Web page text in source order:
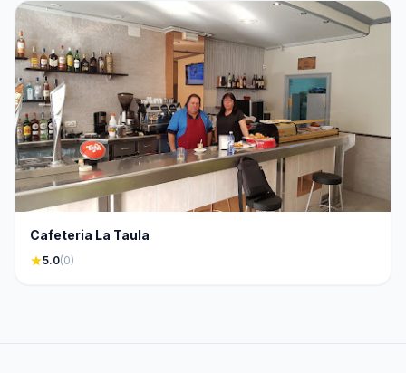
Cafeteria La Taula
star5.0(0)